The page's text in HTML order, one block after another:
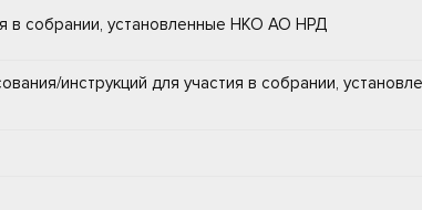
в собрании, установленные НКО АО НРД
инструкций для участия в собрании,